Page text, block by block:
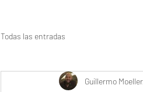
Todas las entradas
Guillermo Moeller